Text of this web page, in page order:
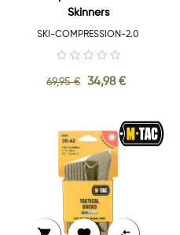
Skinners
SKI-COMPRESSION-2.0
69,95 € 34,98 €